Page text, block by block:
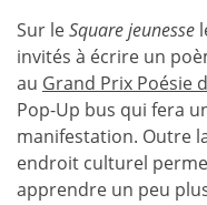
Sur leSquare jeunesse
invités à écrire un
au Grand Prix Poésie
Pop-Up bus qui fera
manifestation. Outre
endroit culturel
apprendre un peu